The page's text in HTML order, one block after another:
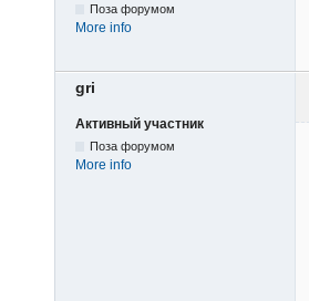
Поза форумом
More info
gri
Активный участник
Поза форумом
More info